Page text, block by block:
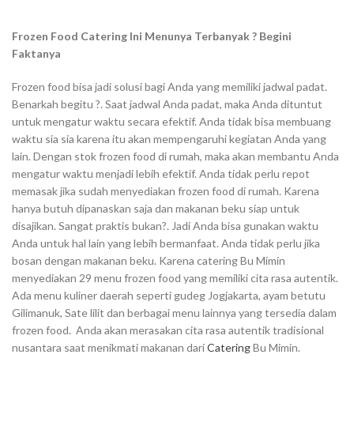
Frozen Food Catering Ini Menunya Terbanyak ? Begini
Faktanya
Frozen food bisa jadi solusi bagi Anda yang memiliki jadwal padat.
Benarkah begitu ?. Saat jadwal Anda padat, maka Anda dituntut
untuk mengatur waktu secara efektif. Anda tidak bisa membuang
waktu sia sia karena itu akan mempengaruhi kegiatan Anda yang
lain. Dengan stok frozen food di rumah, maka akan membantu Anda
mengatur waktu menjadi lebih efektif. Anda tidak perlu repot
memasak jika sudah menyediakan frozen food di rumah. Karena
hanya butuh dipanaskan saja dan makanan beku siap untuk
disajikan. Sangat praktis bukan?. Jadi Anda bisa gunakan waktu
Anda untuk hal lain yang lebih bermanfaat. Anda tidak perlu jika
bosan dengan makanan beku. Karena catering Bu Mimin
menyediakan 29 menu frozen food yang memiliki cita rasa autentik.
Ada menu kuliner daerah seperti gudeg Jogjakarta, ayam betutu
Gilimanuk, Sate lilit dan berbagai menu lainnya yang tersedia dalam
frozen food. Anda akan merasakan cita rasa autentik tradisional
nusantara saat menikmati makanan dariCateringBu Mimin.